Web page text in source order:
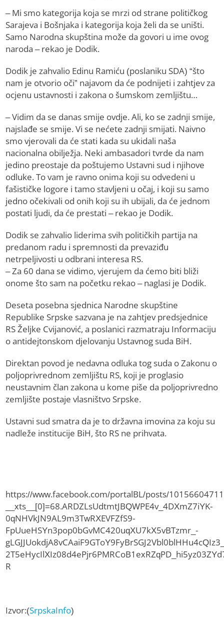
– Mi smo kategorija koja se mrzi od strane političkog
Sarajeva i Bošnjaka i kategorija koja želi da se uništi.
Samo Narodna skupština može da govori u ime ovog
naroda – rekao je Dodik.
Dodik je zahvalio Edinu Ramiću (poslaniku SDA) “što
nam je otvorio oči” najavom da će podnijeti i zahtjev za
ocjenu ustavnosti i zakona o šumskom zemljištu…
– Vidim da se danas smije ovdje. Ali, ko se zadnji smije,
najslađe se smije. Vi se nećete zadnji smijati. Naivno
smo vjerovali da će stati kada su ukidali naša
nacionalna obilježja. Neki ambasadori tvrde da nam
jedino preostaje da poštujemo Ustavni sud i njihove
odluke. To vam je ravno onima koji su odvedeni u
fašističke logore i tamo stavljeni u očaj, i koji su samo
jedno očekivali od onih koji su ih ubijali, da će jednom
postati ljudi, da će prestati – rekao je Dodik.
Dodik se zahvalio liderima svih političkih partija na
predanom radu i spremnosti da prevaziđu
netrpeljivosti u odbrani interesa RS.
– Za 60 dana se vidimo, vjerujem da ćemo biti bliži
onome što sam na početku rekao – naglasi je Dodik.
Deseta posebna sjednica Narodne skupštine
Republike Srpske sazvana je na zahtjev predsjednice
RS Željke Cvijanović, a poslanici razmatraju Informaciju
o antidejtonskom djelovanju Ustavnog suda BiH.
Direktan povod je nedavna odluka tog suda o Zakonu o
poljoprivrednom zemljištu RS, koji je proglasio
neustavnim član zakona u kome piše da poljoprivredno
zemljište postaje vlasništvo Srpske.
Ustavni sud smatra da je to državna imovina za koju su
nadleže institucije BiH, što RS ne prihvata.
https://www.facebook.com/portalBL/posts/
__xts__[0]=68.ARDZLsUdtmtJBQWPE4v_4DXmZ7iYK-
0qNHVkJN9AL9m3TwRXEVFZfS9-
FpUueHSYn3pop0bGvMC420uqXU7kX5vBTzmr_-
R
Izvor:(SrpskaInfo)